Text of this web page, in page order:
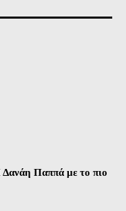
Παππά με το πιο